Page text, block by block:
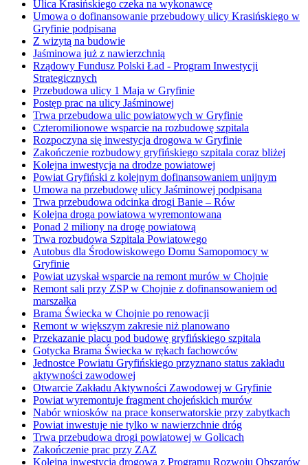
Ulica Krasińskiego czeka na wykonawcę
Umowa o dofinansowanie przebudowy ulicy Krasińskiego w
Gryfinie podpisana
Z wizytą na budowie
Jaśminowa już z nawierzchnią
Rządowy Fundusz Polski Ład - Program Inwestycji
Strategicznych
Przebudowa ulicy 1 Maja w Gryfinie
Postęp prac na ulicy Jaśminowej
Trwa przebudowa ulic powiatowych w Gryfinie
Czteromilionowe wsparcie na rozbudowę szpitala
Rozpoczyna się inwestycja drogowa w Gryfinie
Zakończenie rozbudowy gryfińskiego szpitala coraz bliżej
Kolejna inwestycja na drodze powiatowej
Powiat Gryfiński z kolejnym dofinansowaniem unijnym
Umowa na przebudowę ulicy Jaśminowej podpisana
Trwa przebudowa odcinka drogi Banie – Rów
Kolejna droga powiatowa wyremontowana
Ponad 2 miliony na drogę powiatową
Trwa rozbudowa Szpitala Powiatowego
Autobus dla Środowiskowego Domu Samopomocy w
Gryfinie
Powiat uzyskał wsparcie na remont murów w Chojnie
Remont sali przy ZSP w Chojnie z dofinansowaniem od
marszałka
Brama Świecka w Chojnie po renowacji
Remont w większym zakresie niż planowano
Przekazanie placu pod budowę gryfińskiego szpitala
Gotycka Brama Świecka w rękach fachowców
Jednostce Powiatu Gryfińskiego przyznano status zakładu
aktywności zawodowej
Otwarcie Zakładu Aktywności Zawodowej w Gryfinie
Powiat wyremontuje fragment chojeńskich murów
Nabór wniosków na prace konserwatorskie przy zabytkach
Powiat inwestuje nie tylko w nawierzchnie dróg
Trwa przebudowa drogi powiatowej w Golicach
Zakończenie prac przy ZAZ
Kolejna inwestycja drogowa z Programu Rozwoju Obszarów